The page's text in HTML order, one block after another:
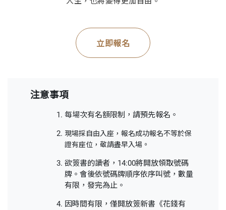
立即報名
注意事項
每場次有名額限制，請預先報名。
現場採自由入座，報名成功報名不等於保
證有座位，敬請盡早入場。
欲簽書的讀者，14:00將開放領取號碼
牌。會後依號碼牌順序依序叫號，數量
有限，發完為止。
因時間有限，僅開放簽新書《花錢有